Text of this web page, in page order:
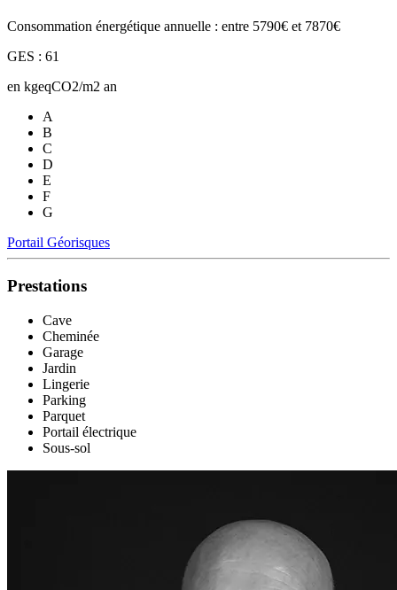
Consommation énergétique annuelle : entre 5790€ et 7870€
GES : 61
en kgeqCO2/m2 an
A
B
C
D
E
F
G
Portail Géorisques
Prestations
Cave
Cheminée
Garage
Jardin
Lingerie
Parking
Parquet
Portail électrique
Sous-sol